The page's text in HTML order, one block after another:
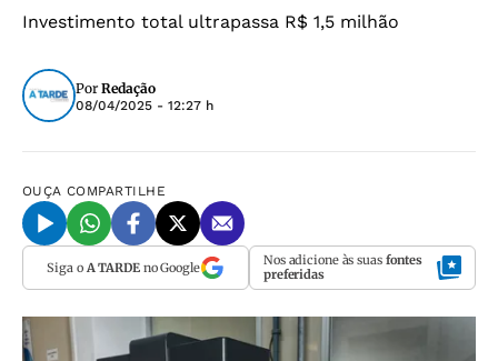
Investimento total ultrapassa R$ 1,5 milhão
Por Redação
08/04/2025 - 12:27 h
OUÇA COMPARTILHE
Siga o A TARDEno Google Nos adicione às suas fontes
preferidas